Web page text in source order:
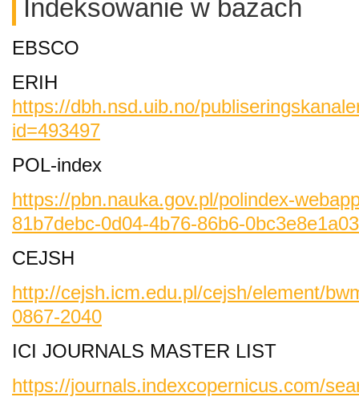
Indeksowanie w bazach
EBSCO
ERIH
https://dbh.nsd.uib.no/
id=493497
POL-index
https://pbn.nauka.gov.pl/polindex-
81b7debc-0d04-4b76-86b6-
CEJSH
http://cejsh.icm.edu.pl/cejsh/element/
0867-2040
ICI JOURNALS MASTER LIST
https://journals.indexcopernicus.com/